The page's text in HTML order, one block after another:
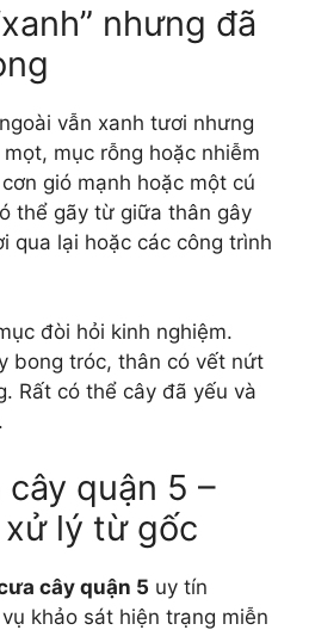
nhưng đã
vẫn xanh tươi nhưng
mục rỗng hoặc nhiễm
gió mạnh hoặc một cú
thể gãy từ giữa thân gây
qua lại hoặc các công trình
đòi hỏi kinh nghiệm.
bong tróc, thân có vết nứt
Rất có thể cây đã yếu và
quận 5 –
lý từ gốc
cây quận 5 uy tín
khảo sát hiện trạng miễn